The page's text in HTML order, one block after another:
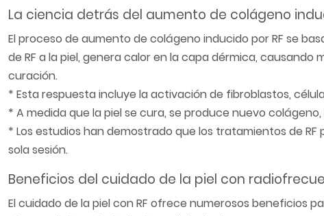
La ciencia detrás del aumento de colágeno
El proceso de aumento de colágeno inducido por RF se
de RF a la piel, genera calor en la capa dérmica,
curación.
* Esta respuesta incluye la activación de fibroblastos,
* A medida que la piel se cura, se produce nuevo
* Los estudios han demostrado que los tratamientos de
sola sesión.
Beneficios del cuidado de la piel con
El cuidado de la piel con RF ofrece numerosos beneficios